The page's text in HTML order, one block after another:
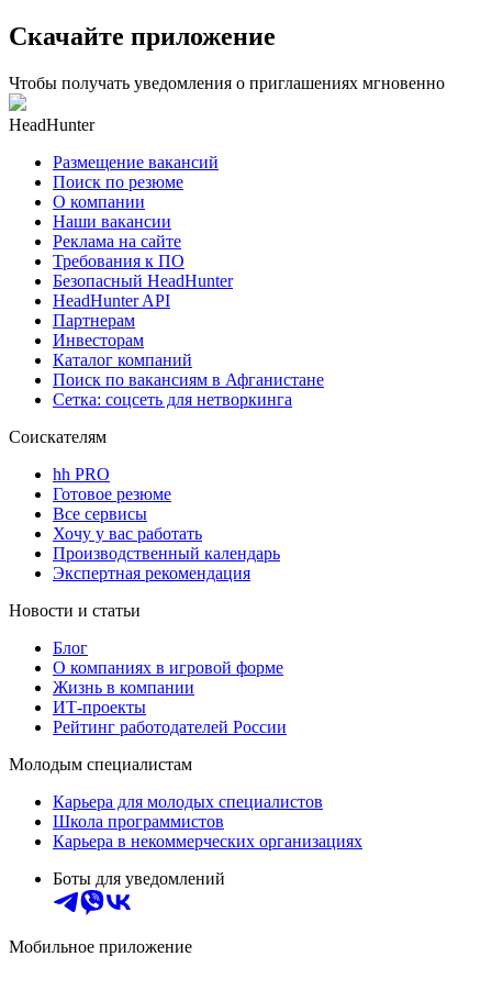
Скачайте приложение
Чтобы получать уведомления о приглашениях мгновенно
HeadHunter
Размещение вакансий
Поиск по резюме
О компании
Наши вакансии
Реклама на сайте
Требования к ПО
Безопасный HeadHunter
HeadHunter API
Партнерам
Инвесторам
Каталог компаний
Поиск по вакансиям в Афганистане
Сетка: соцсеть для нетворкинга
Соискателям
hh PRO
Готовое резюме
Все сервисы
Хочу у вас работать
Производственный календарь
Экспертная рекомендация
Новости и статьи
Блог
О компаниях в игровой форме
Жизнь в компании
ИТ-проекты
Рейтинг работодателей России
Молодым специалистам
Карьера для молодых специалистов
Школа программистов
Карьера в некоммерческих организациях
Боты для уведомлений
Мобильное приложение